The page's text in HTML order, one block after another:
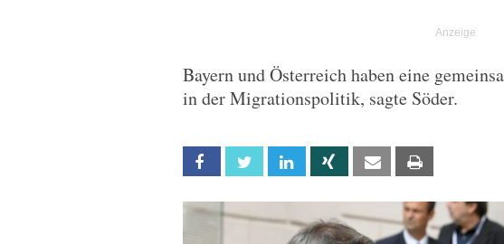
Bayern und Österreich haben eine
in der Migrationspolitik, sagte Söder.
Facebook Twitter Linkedin Xing Email